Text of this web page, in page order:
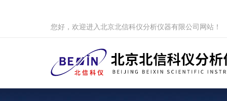
您好，欢迎进入北京北信科仪分析仪器有限公司网站！